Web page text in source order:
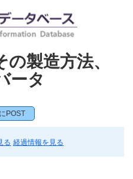
製造方法、
ータ
POST
る 経過情報を見る